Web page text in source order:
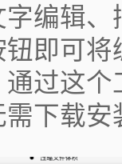
编辑
即可
过这
下载